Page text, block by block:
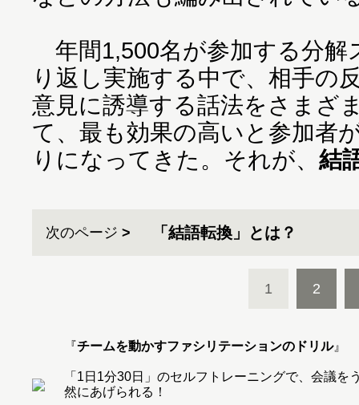
年間1,500名が参加する分解
り返し実施する中で、相手の
意見に誘導する話法をさまざ
て、最も効果の高いと参加者
りになってきた。それが、 結
次のページ 「結語転換」とは？
1 2
『チームを動かすファシリテーションのドリル』
「1日1分30日」のセルフトレーニングで、会議
然にあげられる！